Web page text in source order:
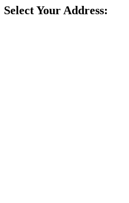
Select Your Address: